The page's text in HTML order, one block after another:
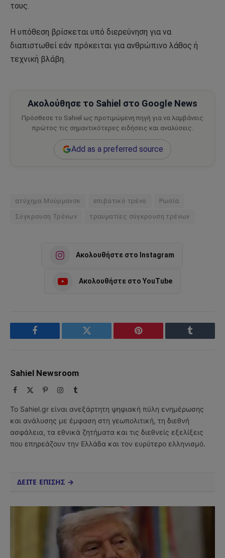
τους.
Η υπόθεση βρίσκεται υπό διερεύνηση για να
διαπιστωθεί εάν πρόκειται για ανθρώπινο λάθος ή
τεχνική βλάβη.
Ακολούθησε το Sahiel στο Google News
Πρόσθεσε το Sahiel ως προτιμώμενη πηγή για να λαμβάνεις
πρώτος τις σημαντικότερες ειδήσεις και αναλύσεις.
Add as a preferred source
ατύχημα Μούρμανσκ επιβατικό τρένο Ρωσία
Σύγκρουση Τρένων τραυματίες σύγκρουση τρένων
Ακολουθήστε στο Instagram
Ακολουθήστε στο YouTube
Facebook Twitter Pinterest Tumblr
Sahiel Newsroom
Facebook PinterestInstagram
Tumblr
Το Sahiel.gr είναι ανεξάρτητη ψηφιακή πύλη ενημέρωσης
και ανάλυσης με έμφαση στη γεωπολιτική, τη διεθνή
ασφάλεια, τα εθνικά ζητήματα και τις διεθνείς εξελίξεις
που επηρεάζουν την Ελλάδα και τον ευρύτερο ελληνισμό.
ΔΕΙΤΕ ΕΠΙΣΗΣ →